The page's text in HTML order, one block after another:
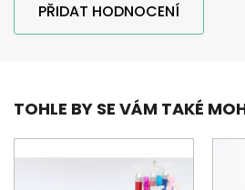
PŘIDAT HODNOCENÍ
TOHLE BY SE VÁM TAKÉ